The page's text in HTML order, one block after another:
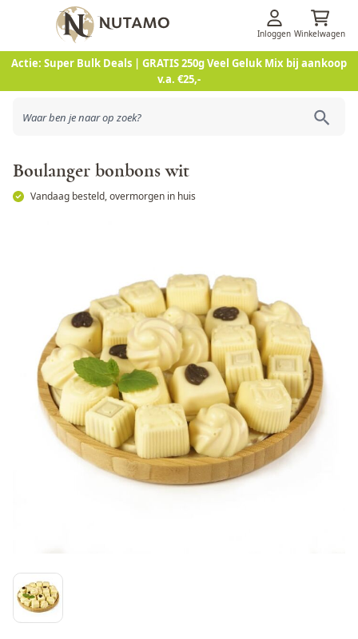
Actie: Super Bulk Deals | GRATIS 250g Veel Geluk Mix bij aankoop
v.a. €25,-
Ga naar de inhoud
Inloggen Winkelwagen
Boulanger bonbons wit
Vandaag besteld, overmorgen in huis